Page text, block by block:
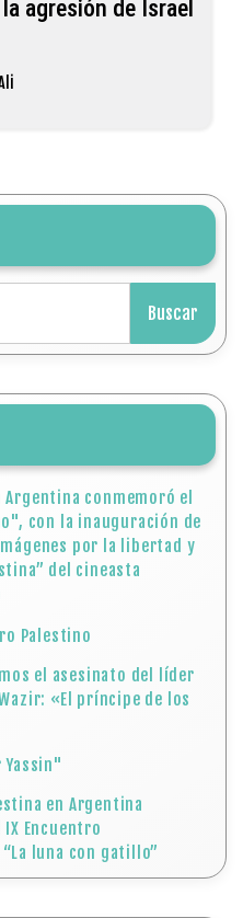
agresión de Israel
Argentina conmemoró el
con la inauguración de
por la libertad y
del cineasta
Palestino
el asesinato del líder
«El príncipe de los
en Argentina
Encuentro
luna con gatillo”